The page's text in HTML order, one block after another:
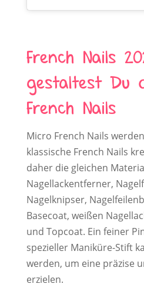
French Nails
gestaltest Du
French Nails
Micro French Nails
klassische French Nails
daher die gleichen
Nagellackentferner,
Nagelknipser,
Basecoat, weißen
und Topcoat. Ein feiner
spezieller Maniküre-Stift
werden, um eine präzise
erzielen.